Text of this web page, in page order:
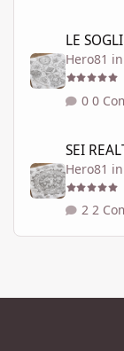
LE
Hero81 in
0
SEI
Hero81 in
2